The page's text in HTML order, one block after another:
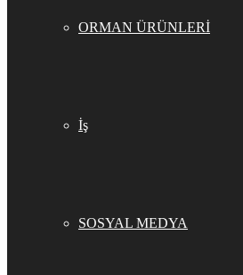
ORMAN ÜRÜNLERİ
İş
SOSYAL MEDYA